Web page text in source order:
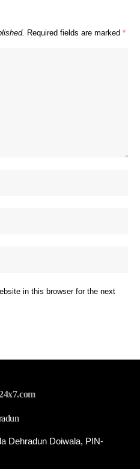
Required fields are marked *
in this browser for the next
Dehradun Doiwala, PIN-